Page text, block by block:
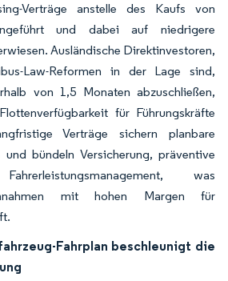
Verträge anstelle des Kaufs von
und dabei auf niedrigere
Ausländische Direktinvestoren,
Law-Reformen in der Lage sind,
von 1,5 Monaten abzuschließen,
für Führungskräfte
Verträge sichern planbare
bündeln Versicherung, präventive
was
mit hohen Margen für
Fahrplan beschleunigt die